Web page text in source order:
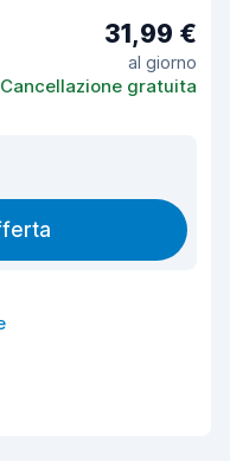
31,99 €
al giorno
Cancellazione gratuita